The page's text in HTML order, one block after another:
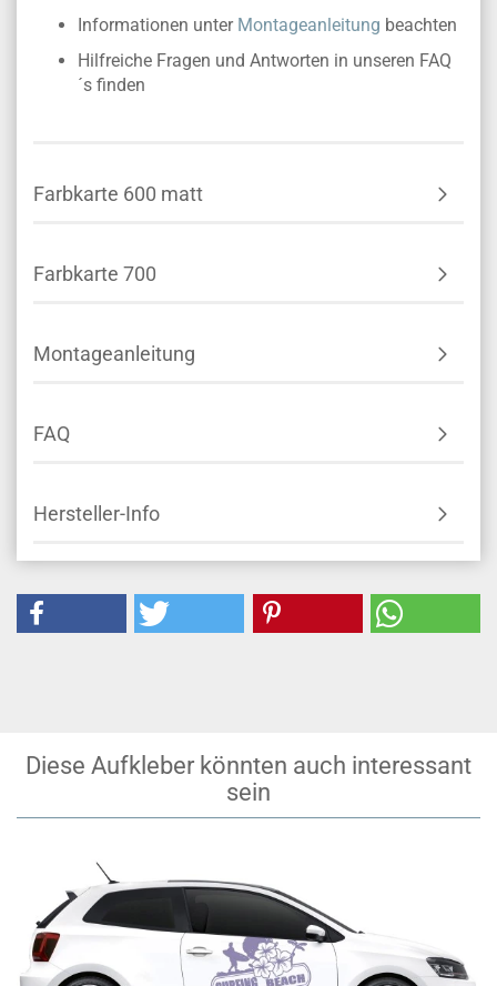
Informationen unter Montageanleitung beachten
Hilfreiche Fragen und Antworten in unseren FAQ
´s finden
Farbkarte 600 matt
Farbkarte 700
Montageanleitung
FAQ
Hersteller-Info
Diese Aufkleber könnten auch interessant
sein